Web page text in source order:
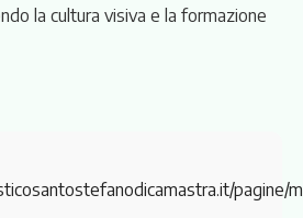
la cultura visiva e la formazione
pagine/